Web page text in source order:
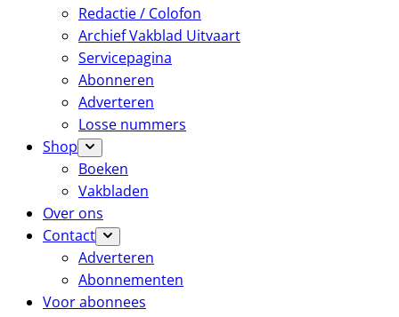
Redactie / Colofon
Archief Vakblad Uitvaart
Servicepagina
Abonneren
Adverteren
Losse nummers
Shop
Boeken
Vakbladen
Over ons
Contact
Adverteren
Abonnementen
Voor abonnees